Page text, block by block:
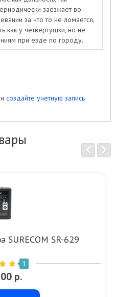
заезжает во
за что то не ломается,
как у четвертушки, но не
при езде по городу.
создайте учетную запись
SURECOM SR-629
1
р.